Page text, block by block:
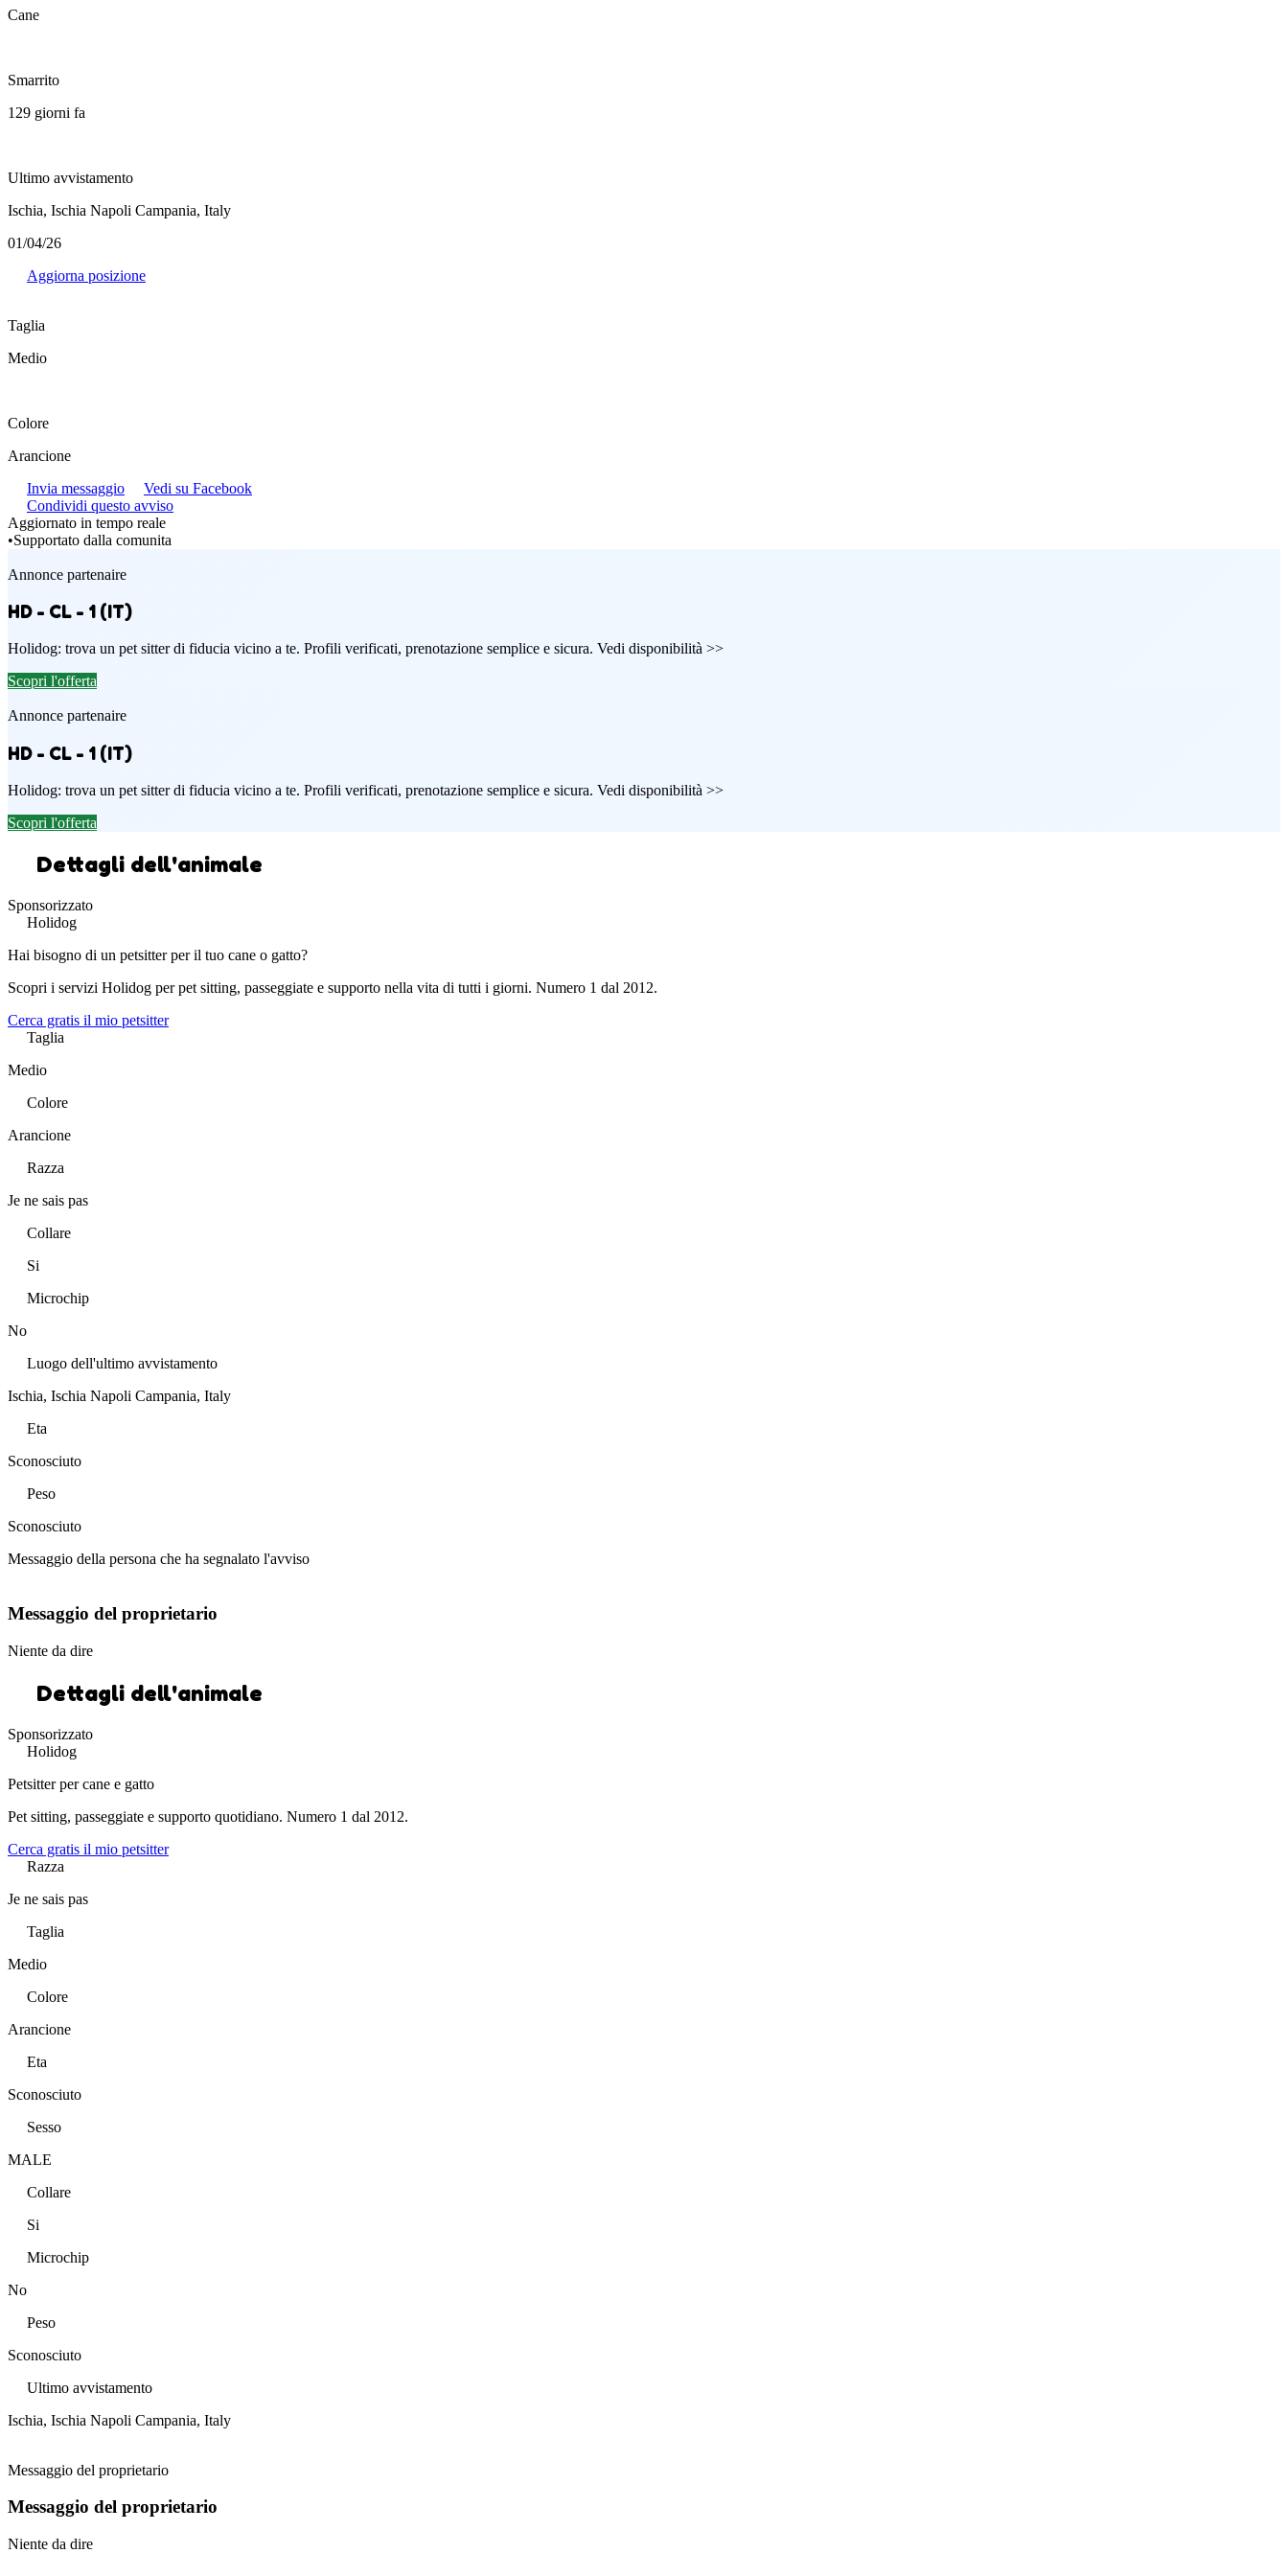
Cane
Smarrito
129 giorni fa
Ultimo avvistamento
Ischia, Ischia Napoli Campania, Italy
01/04/26
Aggiorna posizione
Taglia
Medio
Colore
Arancione
Invia messaggio
Vedi su Facebook
Condividi questo avviso
Aggiornato in tempo reale
•Supportato dalla comunita
Annonce partenaire
HD - CL - 1 (IT)
Holidog: trova un pet sitter di fiducia vicino a te. Profili verificati, prenotazione semplice e sicura. Vedi disponibilità >>
Scopri l'offerta
Annonce partenaire
HD - CL - 1 (IT)
Holidog: trova un pet sitter di fiducia vicino a te. Profili verificati, prenotazione semplice e sicura. Vedi disponibilità >>
Scopri l'offerta
Dettagli dell'animale
Sponsorizzato
Holidog
Hai bisogno di un petsitter per il tuo cane o gatto?
Scopri i servizi Holidog per pet sitting, passeggiate e supporto nella vita di tutti i giorni. Numero 1 dal 2012.
Cerca gratis il mio petsitter
Taglia
Medio
Colore
Arancione
Razza
Je ne sais pas
Collare
Si
Microchip
No
Luogo dell'ultimo avvistamento
Ischia, Ischia Napoli Campania, Italy
Eta
Sconosciuto
Peso
Sconosciuto
Messaggio della persona che ha segnalato l'avviso
Messaggio del proprietario
Niente da dire
Dettagli dell'animale
Sponsorizzato
Holidog
Petsitter per cane e gatto
Pet sitting, passeggiate e supporto quotidiano. Numero 1 dal 2012.
Cerca gratis il mio petsitter
Razza
Je ne sais pas
Taglia
Medio
Colore
Arancione
Eta
Sconosciuto
Sesso
MALE
Collare
Si
Microchip
No
Peso
Sconosciuto
Ultimo avvistamento
Ischia, Ischia Napoli Campania, Italy
Messaggio del proprietario
Messaggio del proprietario
Niente da dire